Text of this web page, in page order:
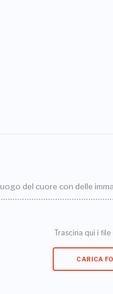
del cuore con delle
Trascina qui i file
CARICA